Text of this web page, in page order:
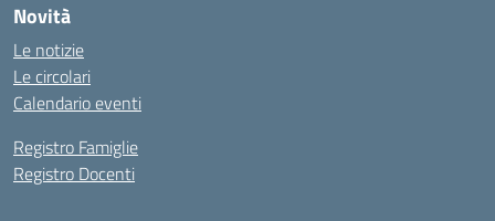
Novità
Le notizie
Le circolari
Calendario eventi
Registro Famiglie
Registro Docenti